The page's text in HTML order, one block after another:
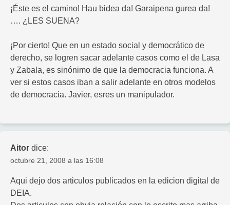
¡Éste es el camino! Hau bidea da! Garaipena gurea da!
…. ¿LES SUENA?
¡Por cierto! Que en un estado social y democrático de
derecho, se logren sacar adelante casos como el de Lasa
y Zabala, es sinónimo de que la democracia funciona. A
ver si estos casos iban a salir adelante en otros modelos
de democracia. Javier, esres un manipulador.
Aitor dice:
octubre 21, 2008 a las 16:08
Aqui dejo dos articulos publicados en la edicion digital de
DEIA.